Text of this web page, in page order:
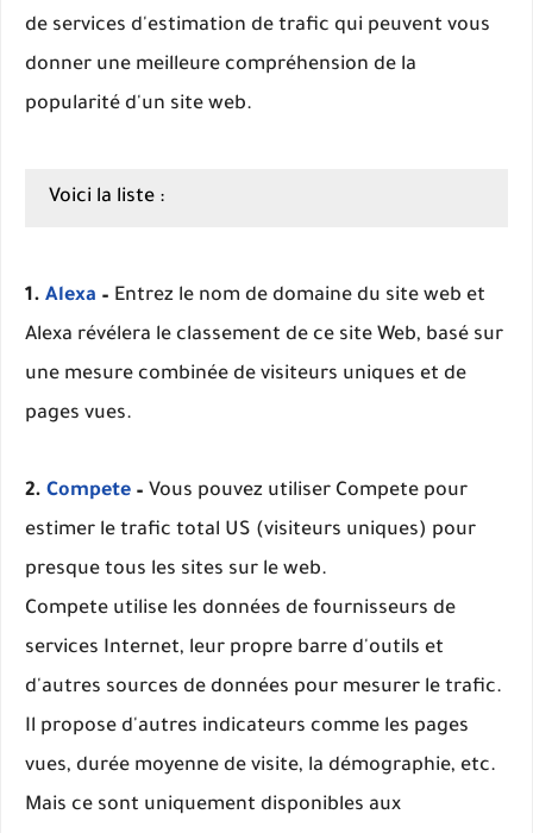
de services d'estimation de trafic qui peuvent vous
donner une meilleure compréhension de la
popularité d'un site web.
Voici la liste :
1. Alexa – Entrez le nom de domaine du site web et
Alexa révélera le classement de ce site Web, basé sur
une mesure combinée de visiteurs uniques et de
pages vues.
2. Compete – Vous pouvez utiliser Compete pour
estimer le trafic total US (visiteurs uniques) pour
presque tous les sites sur le web.
Compete utilise les données de fournisseurs de
services Internet, leur propre barre d'outils et
d'autres sources de données pour mesurer le trafic.
Il propose d'autres indicateurs comme les pages
vues, durée moyenne de visite, la démographie, etc.
Mais ce sont uniquement disponibles aux